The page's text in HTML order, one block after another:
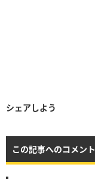
シェアしよう
この記事へのコメント